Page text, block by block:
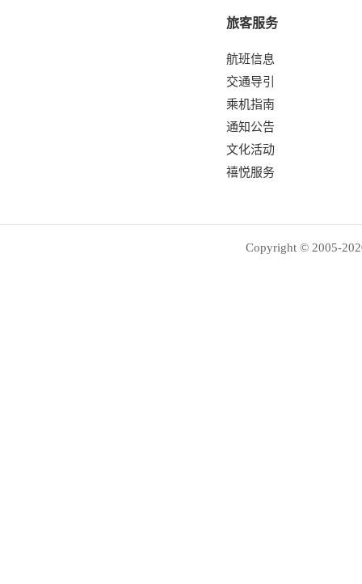
旅客服务
航班信息
交通导引
乘机指南
通知公告
文化活动
禧悦服务
Copyright © 2005-